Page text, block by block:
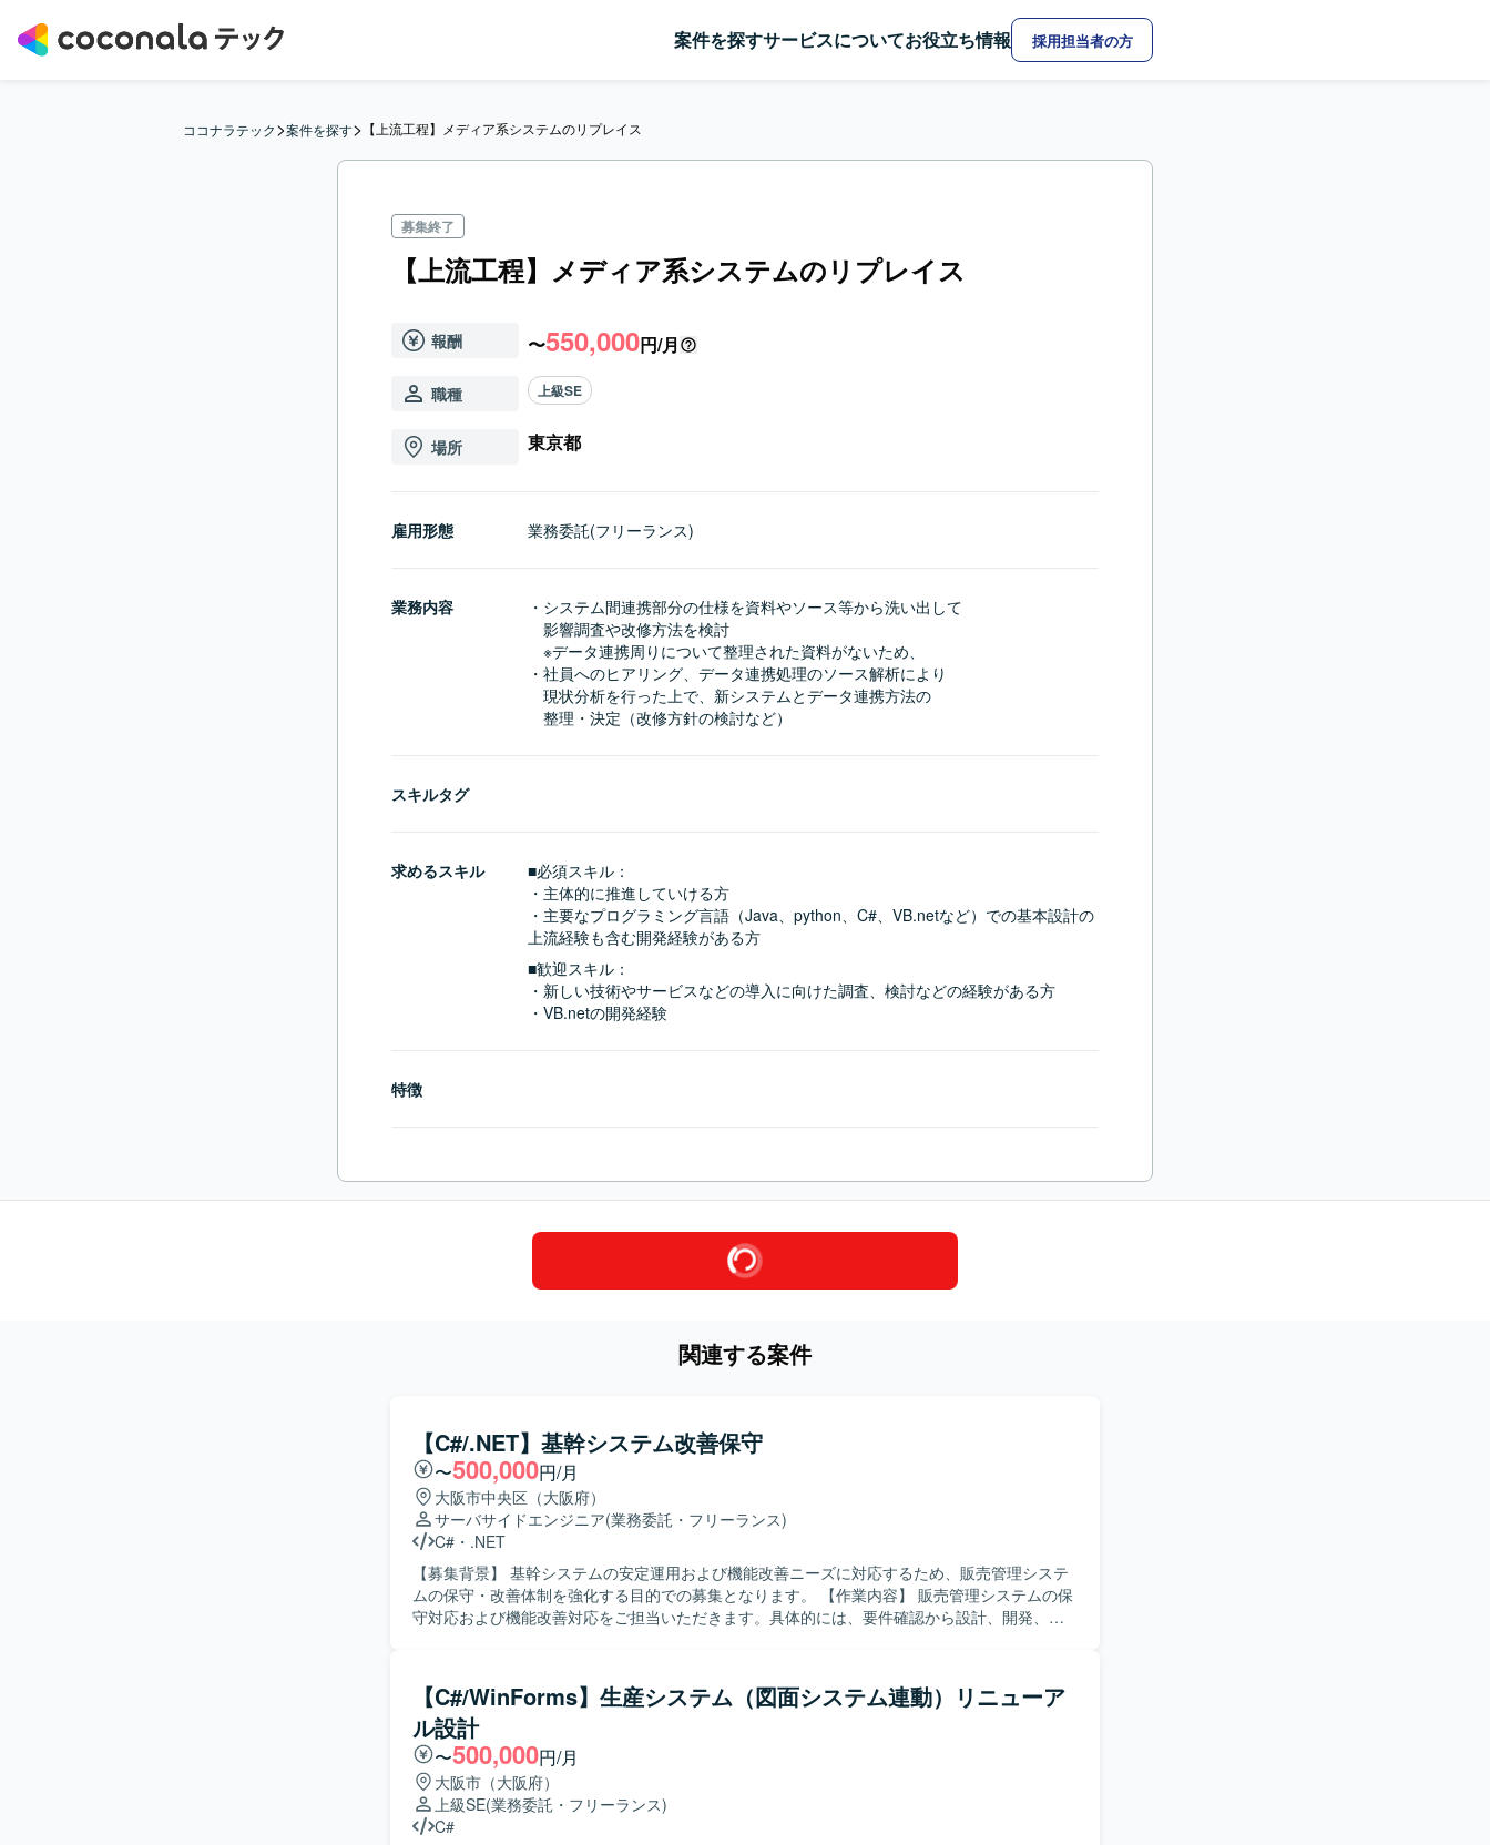
案件を探すサービスについてお役立ち情報 採用担当者の方
ココナラテック>案件を探す> 【上流工程】メディア系システムのリプレイス
募集終了
【上流工程】メディア系システムのリプレイス
報酬 〜550,000円/月
職種 上級SE
場所 東京都
雇用形態 業務委託(フリーランス)
業務内容
・システム間連携部分の仕様を資料やソース等から洗い出して
影響調査や改修方法を検討
※データ連携周りについて整理された資料がないため、
・社員へのヒアリング、データ連携処理のソース解析により
現状分析を行った上で、新システムとデータ連携方法の
整理・決定（改修方針の検討など）
スキルタグ
求めるスキル
■必須スキル：
・主体的に推進していける方
・主要なプログラミング言語（Java、python、C#、VB.netなど）での基本設計の
上流経験も含む開発経験がある方
■歓迎スキル：
・新しい技術やサービスなどの導入に向けた調査、検討などの経験がある方
・VB.netの開発経験
特徴
関連する案件
【C#/.NET】基幹システム改善保守
〜500,000円/月
大阪市中央区（大阪府）
サーバサイドエンジニア(業務委託・フリーランス)
C# ・ .NET
【募集背景】 基幹システムの安定運用および機能改善ニーズに対応するため、販売管理システ
ムの保守・改善体制を強化する目的での募集となります。 【作業内容】 販売管理システムの保
守対応および機能改善対応をご担当いただきます。具体的には、要件確認から設計、開発、テ
しながら、関係者と円滑にコミュニケーションを取り、自発的に改善提案や課題解決に取り組
んでいただける方を求めております。既存システムの保守・改善業務に対して粘り強く取り組
める方にマッチする環境です。 【ポジションの魅力】 基幹となる販売管理システムに長期的に
関わることで、業務知識と技術スキルの両面を深めていただけます。要件確認からリリースま
で一貫して携わることができるため、上流から下流までの経験を積むことができます。 【開発
環境】 C#（.NET）、VB.NETなどのオープン系言語を用いた販売管理システムの開発・保守環
境となります。
【C#/WinForms】生産システム（図面システム連動）リニューア
ル設計
〜500,000円/月
大阪市（大阪府）
上級SE(業務委託・フリーランス)
C#